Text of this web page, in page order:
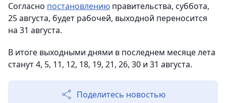
Согласно постановлению правительства, суббота,
25 августа, будет рабочей, выходной переносится
на 31 августа.
В итоге выходными днями в последнем месяце лета
станут 4, 5, 11, 12, 18, 19, 21, 26, 30 и 31 августа.
Поделитесь новостью